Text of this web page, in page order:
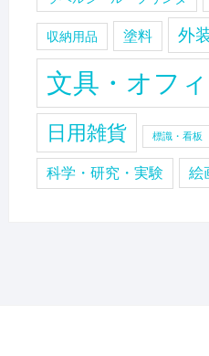
収納用品 塗料 外
文具・オフ
日用雑貨 標識・看板
科学・研究・実験 絵